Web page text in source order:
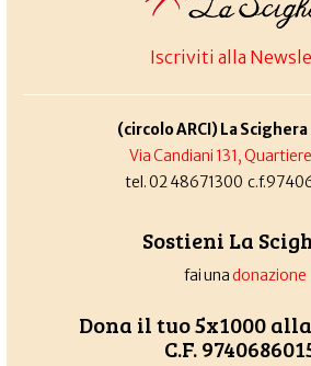
Iscriviti alla
(circolo ARCI) La
Via Candiani 131,
tel. 02 48671300
Sostieni La
fai unadonazione
Dona il tuo 5x1000
C.F.